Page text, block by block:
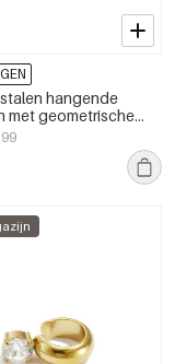
hangende
met geometrische
en eenvoudige